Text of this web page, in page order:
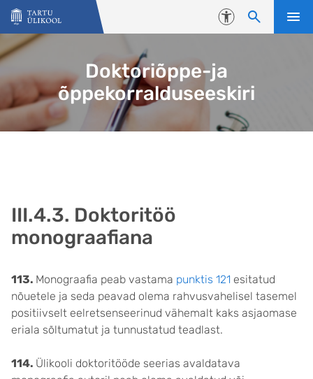
Liigu edasi põhisisu juurde
Juurdepääsetavus
Doktoriõppe-ja
õppekorralduseeskiri
III.4.3. Doktoritöö
monograafiana
113. Monograafia peab vastama punktis 121 esitatud
nõuetele ja seda peavad olema rahvusvahelisel tasemel
positiivselt eelretsenseerinud vähemalt kaks asjaomase
eriala sõltumatut ja tunnustatud teadlast.
114. Ülikooli doktoritööde seerias avaldatava